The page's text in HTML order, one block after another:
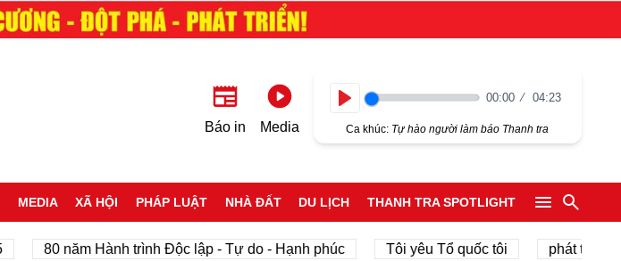
Báo in Media
00:00 04:23
Ca khúc: Tự hào người làm báo Thanh tra
MEDIA XÃ HỘI PHÁP LUẬT NHÀ ĐẤT DU LỊCH THANH TRA SPOTLIGHT
80 năm Hành trình Độc lập - Tự do - Hạnh phúc Tôi yêu Tổ quốc tôi phát triển kinh tế